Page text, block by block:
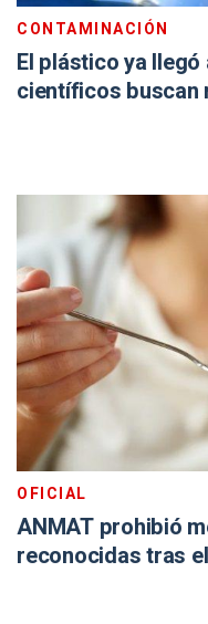
CONTAMINACIÓN
El plástico ya
científicos buscan
OFICIAL
ANMAT prohibió
reconocidas tras